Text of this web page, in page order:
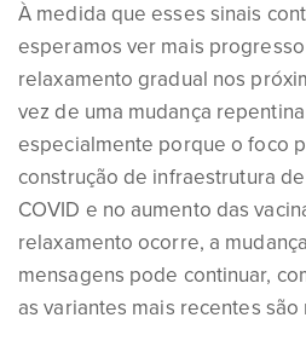
À medida que esses sinais
esperamos ver mais
relaxamento gradual nos
vez de uma mudança
especialmente porque o foco
construção de infraestrutura
COVID e no aumento das
relaxamento ocorre, a
mensagens pode continuar,
as variantes mais recentes